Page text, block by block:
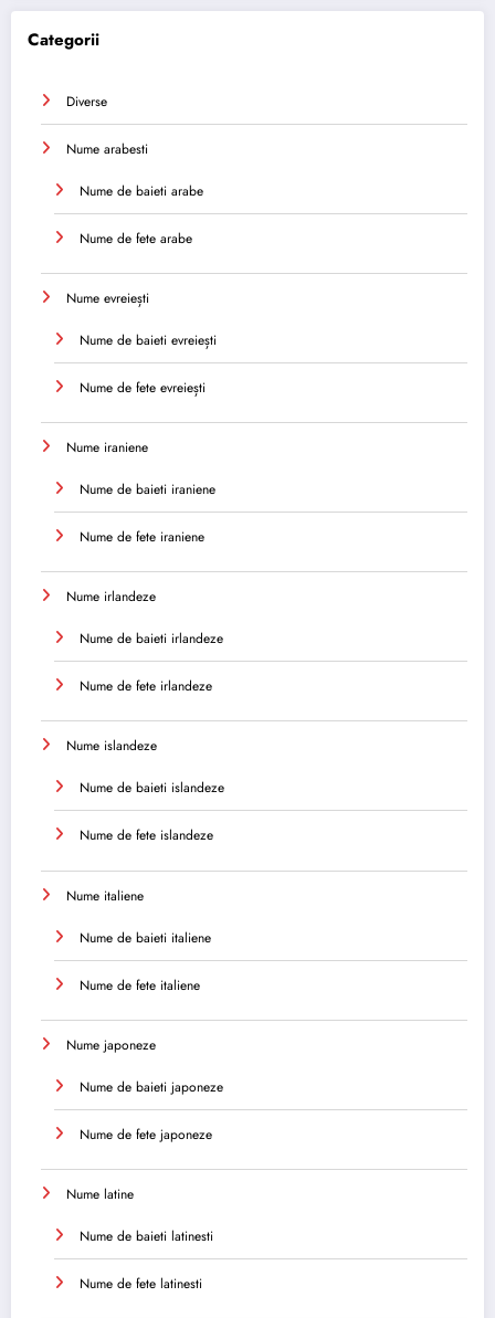
Categorii
Diverse
Nume arabesti
Nume de baieti arabe
Nume de fete arabe
Nume evreiești
Nume de baieti evreiești
Nume de fete evreiești
Nume iraniene
Nume de baieti iraniene
Nume de fete iraniene
Nume irlandeze
Nume de baieti irlandeze
Nume de fete irlandeze
Nume islandeze
Nume de baieti islandeze
Nume de fete islandeze
Nume italiene
Nume de baieti italiene
Nume de fete italiene
Nume japoneze
Nume de baieti japoneze
Nume de fete japoneze
Nume latine
Nume de baieti latinesti
Nume de fete latinesti